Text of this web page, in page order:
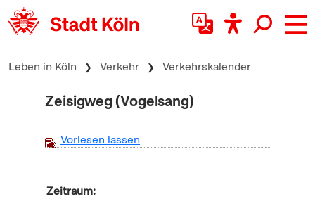
zum Inhalt springen
Leben in Köln Verkehr Verkehrskalender
Zeisigweg (Vogelsang)
Vorlesen lassen
Zeitraum: